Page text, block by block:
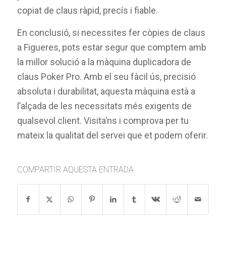
copiat de claus ràpid, precís i fiable.
En conclusió, si necessites fer còpies de claus
a Figueres, pots estar segur que comptem amb
la millor solució a la màquina duplicadora de
claus Poker Pro. Amb el seu fàcil ús, precisió
absoluta i durabilitat, aquesta màquina està a
l’alçada de les necessitats més exigents de
qualsevol client. Visita’ns i comprova per tu
mateix la qualitat del servei que et podem oferir.
COMPARTIR AQUESTA ENTRADA